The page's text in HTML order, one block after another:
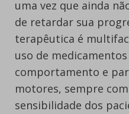
uma vez que ainda
de retardar sua
terapêutica é
uso de
comportamento e
motores, sempre
sensibilidade dos